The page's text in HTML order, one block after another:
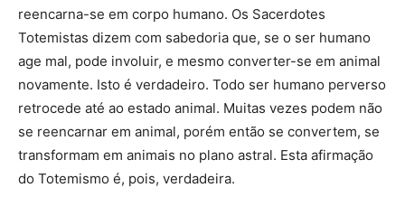
reencarna-se em corpo humano. Os Sacerdotes
Totemistas dizem com sabedoria que, se o ser humano
age mal, pode involuir, e mesmo converter-se em animal
novamente. Isto é verdadeiro. Todo ser humano perverso
retrocede até ao estado animal. Muitas vezes podem não
se reencarnar em animal, porém então se convertem, se
transformam em animais no plano astral. Esta afirmação
do Totemismo é, pois, verdadeira.